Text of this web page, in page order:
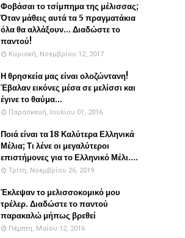
Φοβάσαι το τσίμπημα της μέλισσας;
Όταν μάθεις αυτά τα 5 πραγματάκια
όλα θα αλλάξουν... Διαδώστε το
παντού!
Κυριακή, Νοεμβρίου 12, 2017
Η θρησκεία μας είναι ολοζώντανη!
Έβαλαν εικόνες μέσα σε μελίσσι και
έγινε το θαύμα...
Παρασκευή, Ιουλίου 01, 2016
Ποιά είναι τα 18 Καλύτερα Ελληνικά
Μέλια; Τι λένε οι μεγαλύτεροι
επιστήμονες για το Ελληνικό Μέλι....
Τρίτη, Νοεμβρίου 26, 2019
Έκλεψαν το μελισσοκομικό μου
τρέλερ. Διαδώστε το παντού
παρακαλώ μήπως βρεθεί
Πέμπτη, Μαΐου 12, 2016